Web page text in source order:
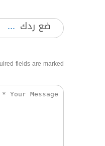
ضع ردك
fields are marked